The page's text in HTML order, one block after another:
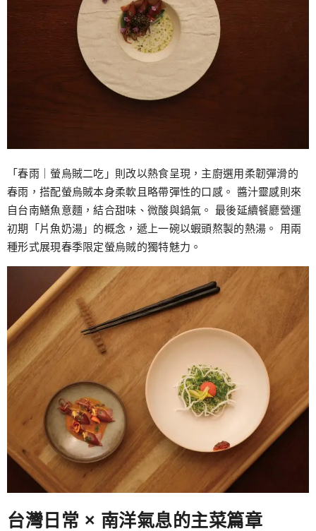
「春雨｜螢烏賊二吃」則改以熱食呈現，主廚選用柔韌彈滑的
春雨，搭配螢烏賊本身柔軟且略帶彈性的口感。 醬汁靈感則來
自台南鱔魚意麵，結合甜味、微酸與鍋氣。 最後延續餐廳營運
初期「片魚奶湯」的概念，遞上一碗以蝦頭熬製的熱湯。 用兩
種形式展現春季限定螢烏賊的獨特魅力。
台灣日常 × 南洋氣息的主菜篇章